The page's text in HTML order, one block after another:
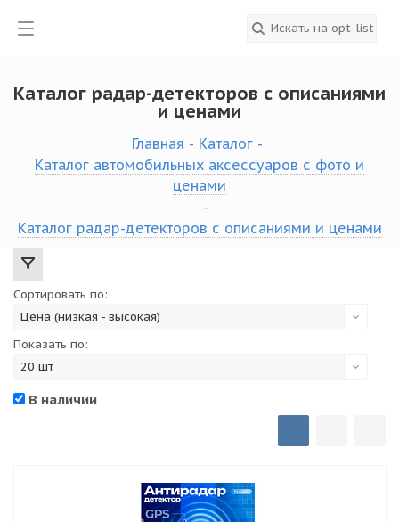
Каталог радар-детекторов с описаниями
и ценами
Главная - Каталог -
Каталог автомобильных аксессуаров с фото и
ценами
-
Каталог радар-детекторов с описаниями и ценами
Сортировать по:
Цена (низкая - высокая)
Показать по:
20 шт
В наличии